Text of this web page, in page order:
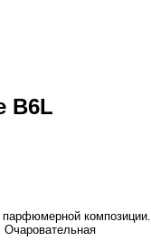
B6L
парфюмерной композиции.
Очаровательная